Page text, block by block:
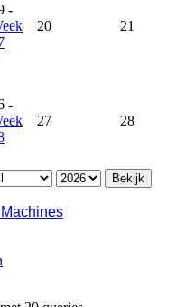
-
20 21
-
27 28